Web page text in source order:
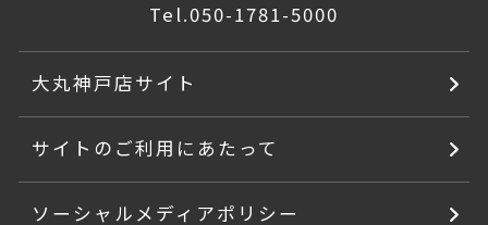
Tel.050-1781-5000
大丸神戸店サイト
サイトのご利用にあたって
ソーシャルメディアポリシー